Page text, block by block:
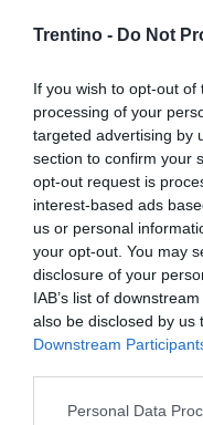
Trentino - Do Not
If you wish to opt-out
processing of your
targeted advertising by
section to confirm your
opt-out request is
interest-based ads
us or personal
your opt-out. You may
disclosure of your
IAB’s list of
also be disclosed by us
Downstream
Personal Data
ECONOMIA
Impact Award,
progetti ad alto